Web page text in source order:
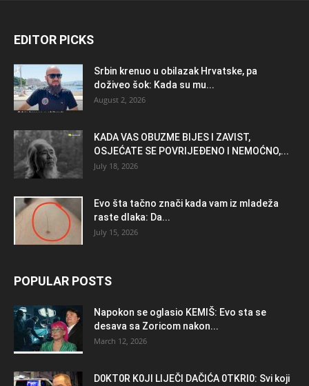
EDITOR PICKS
Srbin krenuo u obilazak Hrvatske, pa
doživeo šok: Kada su mu...
August 2, 2026
KADA VAS OBUZME BIJES I ZAVIST,
OSJEĆATE SE POVRIJEĐENO I NEMOĆNO,...
July 18, 2026
Evo šta tačno znači kada vam iz mladeža
raste dlaka: Da...
July 15, 2026
POPULAR POSTS
Napokon se oglasio KEMlŠ: Evo sta se
desava sa Zoricom nakon...
March 12, 2026
D0KT0R K0Jl LlJEČl DAČlĆA 0TKRl0: Svi koji